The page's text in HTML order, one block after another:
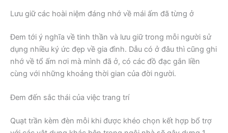
Lưu giữ các hoài niệm đáng nhớ về mái ấm đã từng ở
Đem tới ý nghĩa về tinh thần và lưu giữ trong mỗi người sử
dụng nhiều ký ức đẹp về gia đình. Dẫu có ở đâu thì cũng ghi
nhớ về tổ ấm nơi mà mình đã ở, có các đồ đạc gắn liền
cùng với những khoảng thời gian của đời người.
Đem đến sắc thái của việc trang trí
Quạt trần kèm đèn mỗi khi được khéo chọn kết hợp bổ trợ